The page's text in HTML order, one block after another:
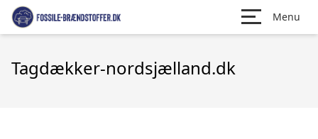
Menu
Tagdækker-nordsjælland.dk